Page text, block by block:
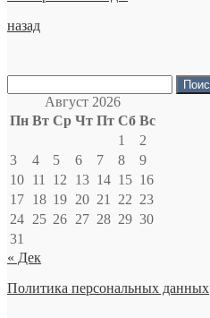
назад
Август 2026
Пн Вт Ср Чт Пт Сб Вс
1
2
3
4 5 6 7 8
9
10 11 12 13 14 15 16
17 18 19 20 21 22 23
24 25 26 27 28 29 30
31
« Дек
Политика персональных данных